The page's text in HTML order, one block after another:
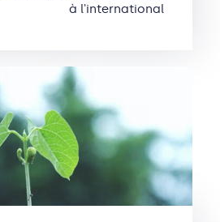
à l'international